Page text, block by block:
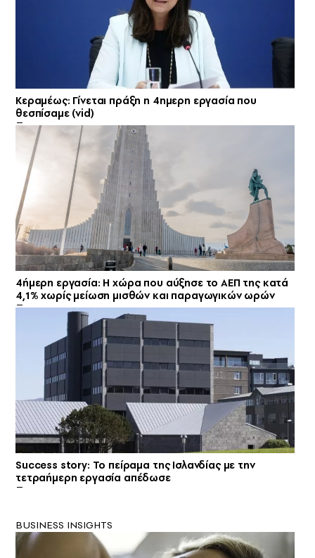
Κεραμέως: Γίνεται πράξη η 4ημερη εργασία που
θεσπίσαμε (vid)
4ήμερη εργασία: Η χώρα που αύξησε το ΑΕΠ της κατά
4,1% χωρίς μείωση μισθών και παραγωγικών ωρών
Success story: Το πείραμα της Ισλανδίας με την
τετραήμερη εργασία απέδωσε
BUSINESS INSIGHTS